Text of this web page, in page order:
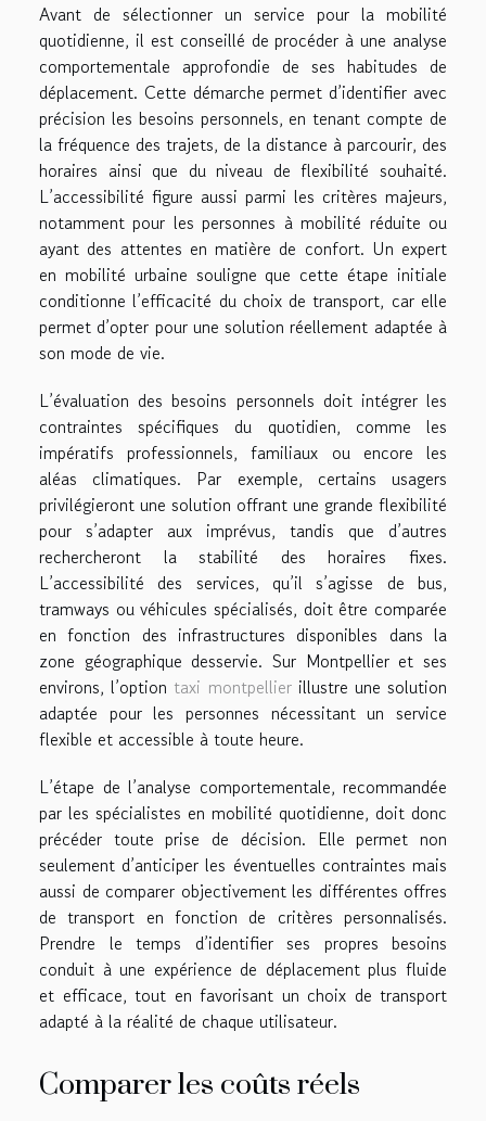
Avant de sélectionner un service pour la mobilité
quotidienne, il est conseillé de procéder à une analyse
comportementale approfondie de ses habitudes de
déplacement. Cette démarche permet d’identifier avec
précision les besoins personnels, en tenant compte de
la fréquence des trajets, de la distance à parcourir, des
horaires ainsi que du niveau de flexibilité souhaité.
L’accessibilité figure aussi parmi les critères majeurs,
notamment pour les personnes à mobilité réduite ou
ayant des attentes en matière de confort. Un expert
en mobilité urbaine souligne que cette étape initiale
conditionne l’efficacité du choix de transport, car elle
permet d’opter pour une solution réellement adaptée à
son mode de vie.
L’évaluation des besoins personnels doit intégrer les
contraintes spécifiques du quotidien, comme les
impératifs professionnels, familiaux ou encore les
aléas climatiques. Par exemple, certains usagers
privilégieront une solution offrant une grande flexibilité
pour s’adapter aux imprévus, tandis que d’autres
rechercheront la stabilité des horaires fixes.
L’accessibilité des services, qu’il s’agisse de bus,
tramways ou véhicules spécialisés, doit être comparée
en fonction des infrastructures disponibles dans la
zone géographique desservie. Sur Montpellier et ses
environs, l’option taxi montpellierillustre une solution
adaptée pour les personnes nécessitant un service
flexible et accessible à toute heure.
L’étape de l’analyse comportementale, recommandée
par les spécialistes en mobilité quotidienne, doit donc
précéder toute prise de décision. Elle permet non
seulement d’anticiper les éventuelles contraintes mais
aussi de comparer objectivement les différentes offres
de transport en fonction de critères personnalisés.
Prendre le temps d’identifier ses propres besoins
conduit à une expérience de déplacement plus fluide
et efficace, tout en favorisant un choix de transport
adapté à la réalité de chaque utilisateur.
Comparer les coûts réels